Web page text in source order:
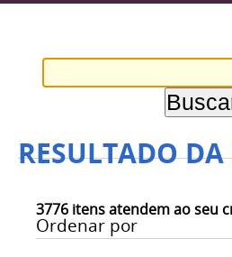
RESULTADO
3776 itens atendem ao seu
Ordenar por